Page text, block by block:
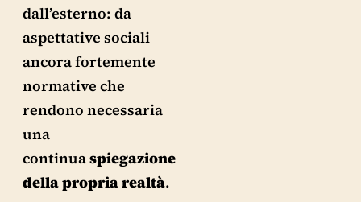
dall’esterno: da
aspettative sociali
ancora fortemente
normative che
rendono necessaria
una
continuaspiegazione
della propria realtà.